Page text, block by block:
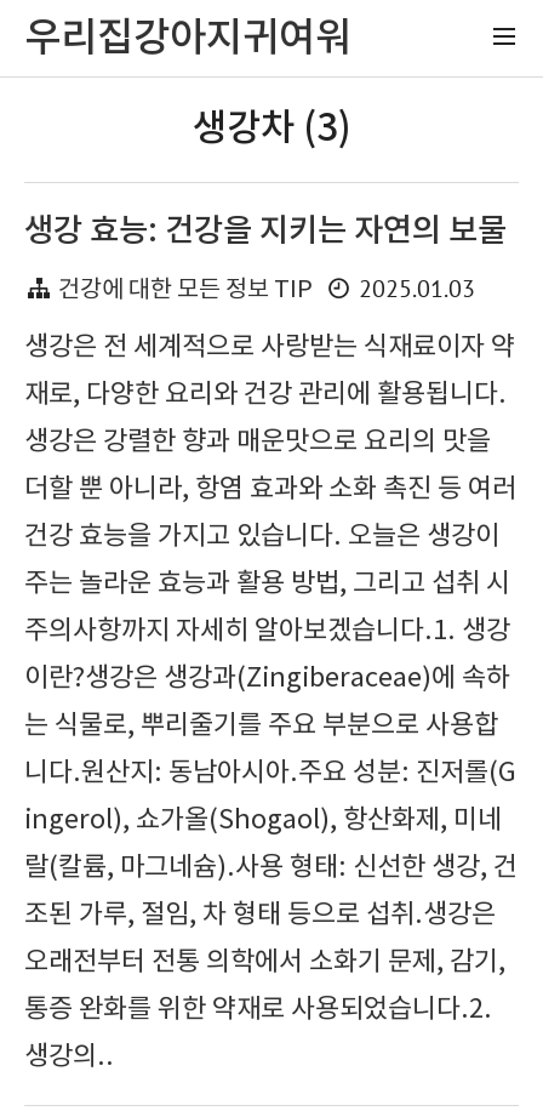
우리집강아지귀여워
생강차 (3)
생강 효능: 건강을 지키는 자연의 보물
건강에 대한 모든 정보 TIP
2025.01.03
생강은 전 세계적으로 사랑받는 식재료이자 약
재로, 다양한 요리와 건강 관리에 활용됩니다.
생강은 강렬한 향과 매운맛으로 요리의 맛을
더할 뿐 아니라, 항염 효과와 소화 촉진 등 여러
건강 효능을 가지고 있습니다. 오늘은 생강이
주는 놀라운 효능과 활용 방법, 그리고 섭취 시
주의사항까지 자세히 알아보겠습니다.1. 생강
이란?생강은 생강과(Zingiberaceae)에 속하
는 식물로, 뿌리줄기를 주요 부분으로 사용합
니다.원산지: 동남아시아.주요 성분: 진저롤(G
ingerol), 쇼가올(Shogaol), 항산화제, 미네
랄(칼륨, 마그네슘).사용 형태: 신선한 생강, 건
조된 가루, 절임, 차 형태 등으로 섭취.생강은
오래전부터 전통 의학에서 소화기 문제, 감기,
통증 완화를 위한 약재로 사용되었습니다.2.
생강의..